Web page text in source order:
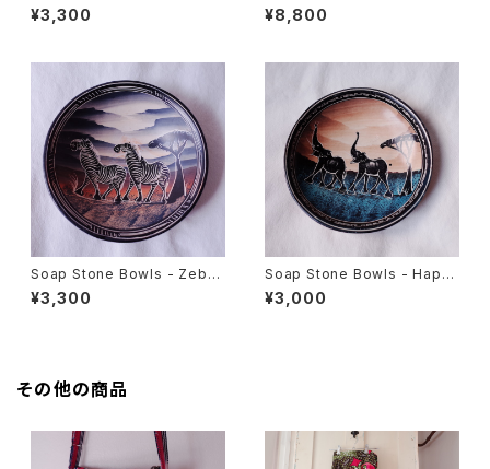
¥3,300 ¥8,800
Soap Stone Bowls - Zebra
at night
¥3,300
Soap Stone Bowls - Happ
y Elephant
¥3,000
その他の商品